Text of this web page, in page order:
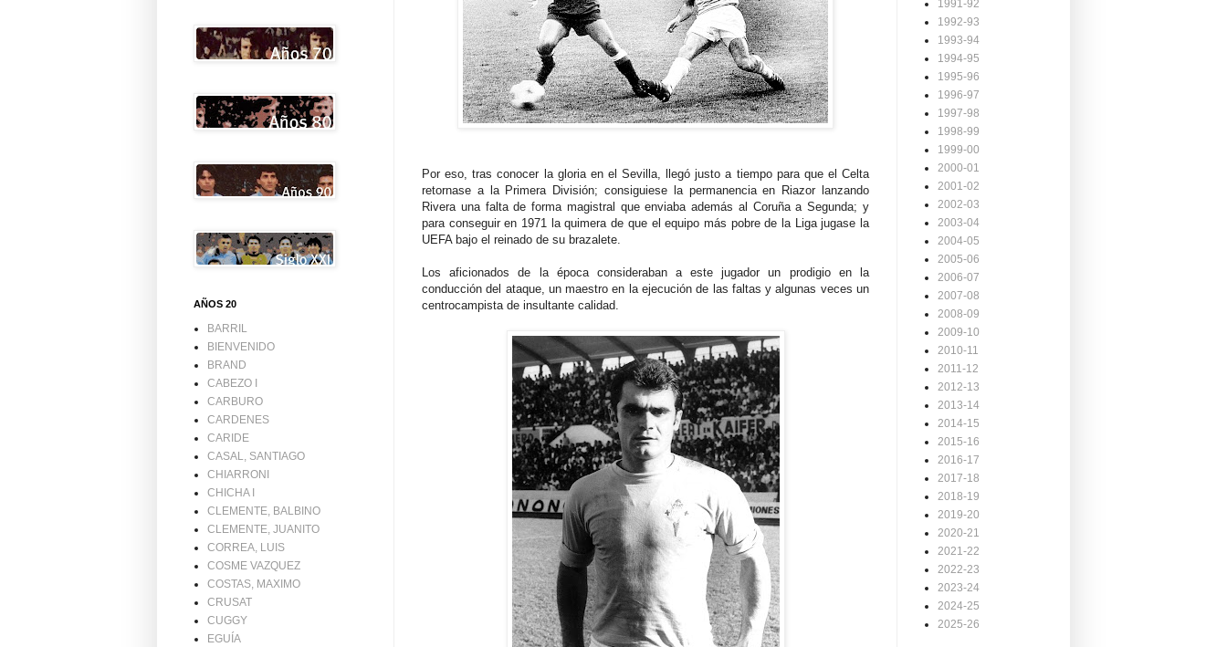
Por eso, tras conocer la gloria en el Sevilla, llegó justo a tiempo para que el Celta
retornase a la Primera División; consiguiese la permanencia en Riazor lanzando
Rivera una falta de forma magistral que enviaba además al Coruña a Segunda; y
para conseguir en 1971 la quimera de que el equipo más pobre de la Liga jugase la
UEFA bajo el reinado de su brazalete.
Los aficionados de la época consideraban a este jugador un prodigio en la
conducción del ataque, un maestro en la ejecución de las faltas y algunas veces un
centrocampista de insultante calidad.
AÑOS 20
BARRIL
BIENVENIDO
BRAND
CABEZO I
CARBURO
CARDENES
CARIDE
CASAL, SANTIAGO
CHIARRONI
CHICHA I
CLEMENTE, BALBINO
CLEMENTE, JUANITO
CORREA, LUIS
COSME VAZQUEZ
COSTAS, MAXIMO
CRUSAT
CUGGY
EGUÍA
1991-92
1992-93
1993-94
1994-95
1995-96
1996-97
1997-98
1998-99
1999-00
2000-01
2001-02
2002-03
2003-04
2004-05
2005-06
2006-07
2007-08
2008-09
2009-10
2010-11
2011-12
2012-13
2013-14
2014-15
2015-16
2016-17
2017-18
2018-19
2019-20
2020-21
2021-22
2022-23
2023-24
2024-25
2025-26